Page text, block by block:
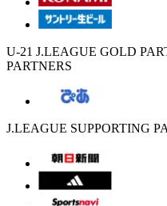
U-21 J.LEAGUE GOLD
PARTNERS
J.LEAGUE SUPPORTING